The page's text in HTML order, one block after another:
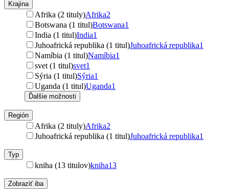
Krajina
Afrika (2 tituly)Afrika2
Botswana (1 titul)Botswana1
India (1 titul)India1
Juhoafrická republika (1 titul)Juhoafrická republika1
Namíbia (1 titul)Namíbia1
svet (1 titul)svet1
Sýria (1 titul)Sýria1
Uganda (1 titul)Uganda1
Ďalšie možnosti
Región
Afrika (2 tituly)Afrika2
Juhoafrická republika (1 titul)Juhoafrická republika1
Typ
kniha (13 titulov)kniha13
Zobraziť iba